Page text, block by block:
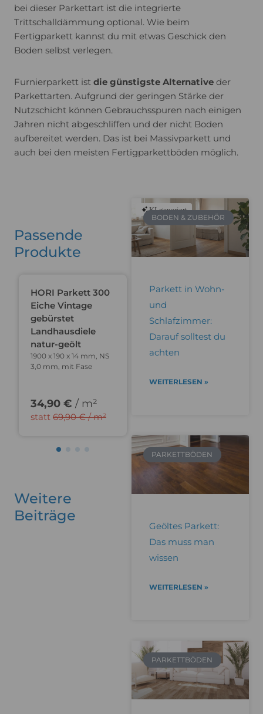
bei dieser Parkettart ist die integrierte
Trittschalldämmung optional. Wie beim
Fertigparkett kannst du mit etwas Geschick den
Boden selbst verlegen.
Furnierparkett ist die günstigste Alternative der
Parkettarten. Aufgrund der geringen Stärke der
Nutzschicht können Gebrauchsspuren nach einigen
Jahren nicht abgeschliffen und der nicht Boden
aufbereitet werden. Das ist bei Massivparkett und
auch bei den meisten Fertigparkettböden möglich.
Passende
Produkte
HORI Parkett 300
Eiche Vintage
gebürstet
Landhausdiele
natur-geölt
1900 x 190 x 14 mm, NS
3,0 mm, mit Fase
34,90 € / m²
statt 69,90 € / m²
Du sparst 40%
HORI Parkett
Burgdiele Eiche
Edinburgh Castle
super rustikal
Landhausdiele
1900 x 190 x 14 mm, NS
Weitere
Beiträge
KI-generiert
BODEN & ZUBEHÖR
Parkett in Wohn-
und
Schlafzimmer:
Darauf solltest du
achten
WEITERLESEN »
PARKETTBÖDEN
Geöltes Parkett:
Das muss man
wissen
WEITERLESEN »
PARKETTBÖDEN